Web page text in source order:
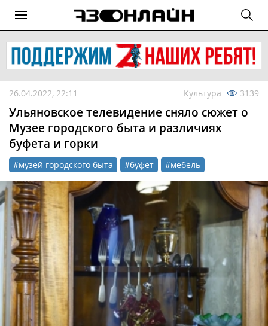
26.04.2022, 22:11 Культура 3139
Ульяновское телевидение сняло сюжет о
Музее городского быта и различиях
буфета и горки
#музей городского быта #буфет #мебель